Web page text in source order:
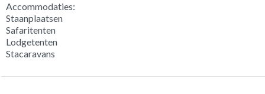
Accommodaties:
Staanplaatsen
Safaritenten
Lodgetenten
Stacaravans